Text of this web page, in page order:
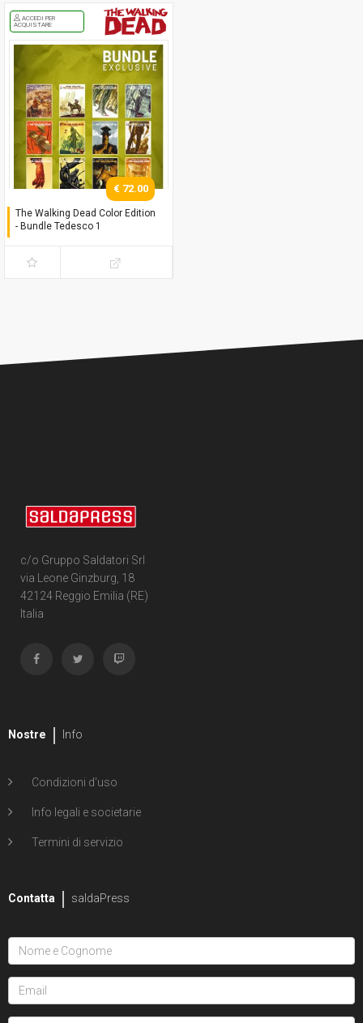
ACCEDI PER
ACQUISTARE
The Walking Dead Color Edition
- Bundle Tedesco 1
(Anno 1)
€ 72.00
c/o Gruppo Saldatori Srl
via Leone Ginzburg, 18
42124 Reggio Emilia (RE)
Italia
Nostre Info
Condizioni d'uso
Info legali e societarie
Termini di servizio
Contatta saldaPress